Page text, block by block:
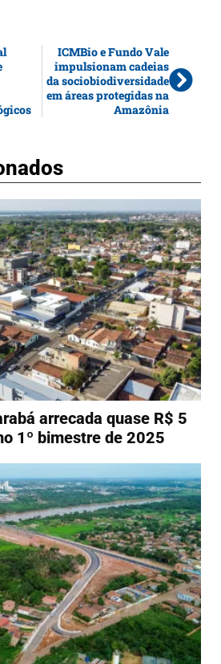
ICMBio e Fundo Vale
impulsionam cadeias
da sociobiodiversidade
em áreas protegidas na
Amazônia
arrecada quase R$ 5
1º bimestre de 2025